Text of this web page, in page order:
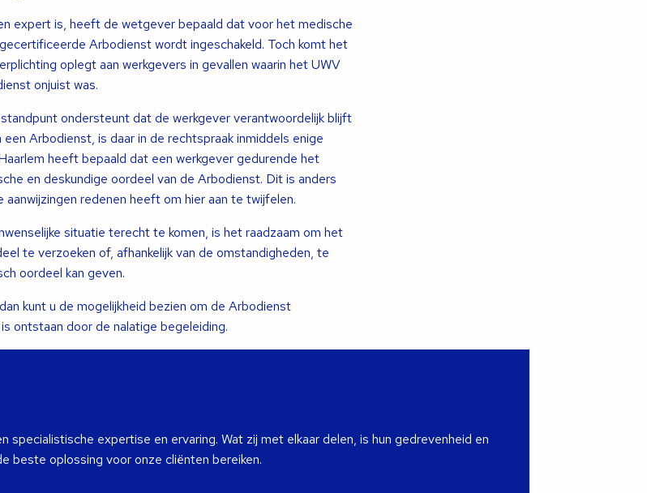
expert is, heeft de wetgever bepaald dat voor het medische
Arbodienst wordt ingeschakeld. Toch komt het
oplegt aan werkgevers in gevallen waarin het UWV
onjuist was.
ondersteunt dat de werkgever verantwoordelijk blijft
Arbodienst, is daar in de rechtspraak inmiddels enige
heeft bepaald dat een werkgever gedurende het
en deskundige oordeel van de Arbodienst. Dit is anders
redenen heeft om hier aan te twijfelen.
situatie terecht te komen, is het raadzaam om het
te verzoeken of, afhankelijk van de omstandigheden, te
oordeel kan geven.
kunt u de mogelijkheid bezien om de Arbodienst
ontstaan door de nalatige begeleiding.
specialistische expertise en ervaring. Wat zij met elkaar delen, is hun gedrevenheid en
beste oplossing voor onze cliënten bereiken.